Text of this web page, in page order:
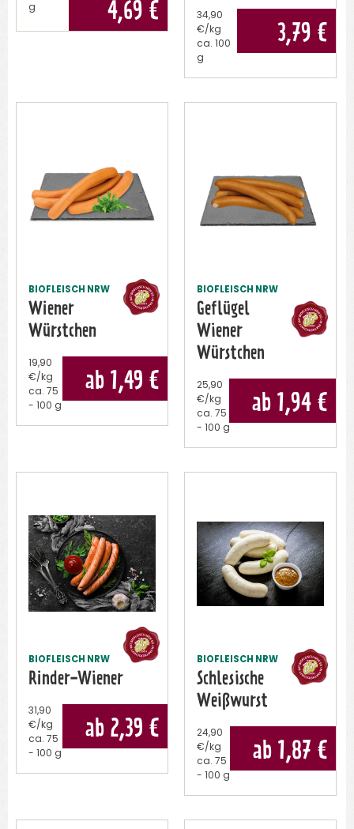
4,69 €
g
3,79 €
34,90
€/kg
ca.
100
g
BIOFLEISCH NRW
Wiener
Würstchen
ab 1,49 €
19,90
€/kg
ca. 75
- 100 g
BIOFLEISCH NRW
Geflügel
Wiener
Würstchen
ab 1,94 €
25,90
€/kg
ca. 75
- 100 g
BIOFLEISCH NRW
Rinder-Wiener
ab 2,39 €
31,90
€/kg
ca. 75
- 100 g
BIOFLEISCH NRW
Schlesische
Weißwurst
ab 1,87 €
24,90
€/kg
ca. 75
- 100 g